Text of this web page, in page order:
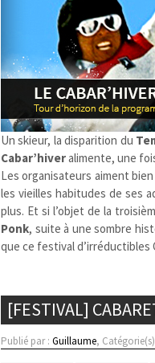
Un skieur, la disparition du
Cabar’hiveralimente, une
Les organisateurs aiment
les vieilles habitudes de ses
plus. Et si l’objet de la
Ponk, suite à une sombre
que ce festival
[FESTIVAL]
Publié par :Guillaume,